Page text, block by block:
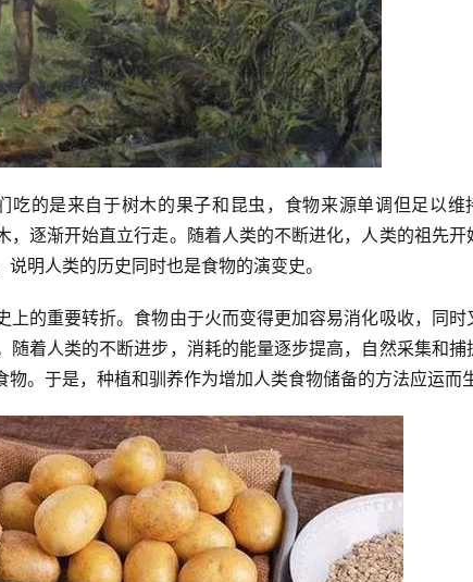
的是来自于树木的果子和昆虫，食物来源单调但足以维
逐渐开始直立行走。随着人类的不断进化，人类的祖先开
明人类的历史同时也是食物的演变史。
的重要转折。食物由于火而变得更加容易消化吸收，同时
着人类的不断进步，消耗的能量逐步提高，自然采集和捕
。于是，种植和驯养作为增加人类食物储备的方法应运而生